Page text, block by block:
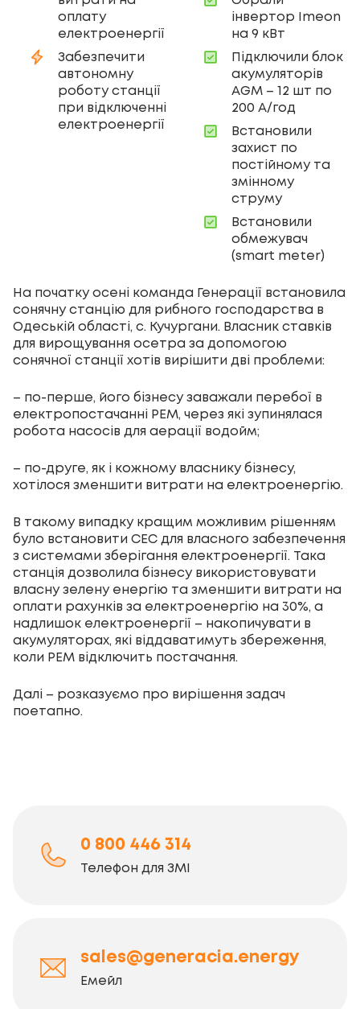
оплату
електроенергії
Забезпечити
автономну
роботу станції
при відключенні
електроенергії
інвертор Imeon
на 9 кВт
Підключили блок
акумуляторів
AGM – 12 шт по
200 А/год
Встановили
захист по
постійному та
змінному
струму
Встановили
обмежувач
(smart meter)
На початку осені команда Генерації встановила
сонячну станцію для рибного господарства в
Одеській області, с. Кучургани. Власник ставків
для вирощування осетра за допомогою
сонячної станції хотів вирішити дві проблеми:
– по-перше, його бізнесу заважали перебої в
електропостачанні РЕМ, через які зупинялася
робота насосів для аерації водойм;
– по-друге, як і кожному власнику бізнесу,
хотілося зменшити витрати на електроенергію.
В такому випадку кращим можливим рішенням
було встановити СЕС для власного забезпечення
з системами зберігання електроенергії. Така
станція дозволила бізнесу використовувати
власну зелену енергію та зменшити витрати на
оплати рахунків за електроенергію на 30%, а
надлишок електроенергії – накопичувати в
акумуляторах, які віддаватимуть збереження,
коли РЕМ відключить постачання.
Далі – розказуємо про вирішення задач
поетапно.
0 800 446 314
Телефон для ЗМІ
sales@generacia.energy
Емейл